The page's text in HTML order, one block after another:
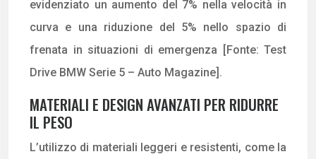
evidenziato un aumento del 7% nella velocità in
curva e una riduzione del 5% nello spazio di
frenata in situazioni di emergenza [Fonte: Test
Drive BMW Serie 5 – Auto Magazine].
MATERIALI E DESIGN AVANZATI PER RIDURRE
IL PESO
L’utilizzo di materiali leggeri e resistenti, come la